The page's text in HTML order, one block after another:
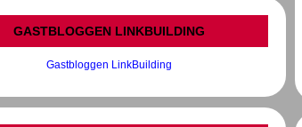
GASTBLOGGEN LINKBUILDING
Gastbloggen LinkBuilding